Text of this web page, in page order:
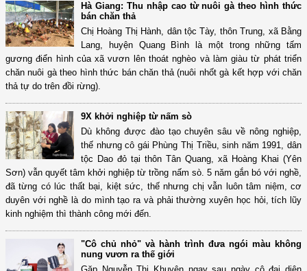
Hà Giang: Thu nhập cao từ nuôi gà theo hình thức
bán chăn thả
Chị Hoàng Thị Hành, dân tộc Tày, thôn Trung, xã Bằng
Lang, huyện Quang Bình là một trong những tấm
gương điển hình của xã vươn lên thoát nghèo và làm giàu từ phát triển
chăn nuôi gà theo hình thức bán chăn thả (nuôi nhốt gà kết hợp với chăn
thả tự do trên đồi rừng).
9X khởi nghiệp từ nấm sò
Dù không được đào tạo chuyên sâu về nông nghiệp,
thế nhưng cô gái Phùng Thị Triều, sinh năm 1991, dân
tộc Dao đỏ tại thôn Tân Quang, xã Hoàng Khai (Yên
Sơn) vẫn quyết tâm khởi nghiệp từ trồng nấm sò. 5 năm gắn bó với nghề,
đã từng có lúc thất bại, kiệt sức, thế nhưng chị vẫn luôn tâm niệm, cơ
duyên với nghề là do mình tạo ra và phải thường xuyên học hỏi, tích lũy
kinh nghiệm thì thành công mới đến.
"Cô chủ nhỏ" và hành trình đưa ngói màu không
nung vươn ra thế giới